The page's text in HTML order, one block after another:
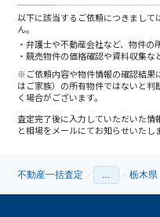
以下に該当するご依頼につきまし
ん。
弁護士や不動産会社など、物件
競売物件の価格確認や資料収集
※ご依頼内容や物件情報の確認結果
はご家族）の所有物件ではないと
く場合がございます。
査定完了後に入力していただいた
と相場をメールにてお知らせいたし
不動産一括査定 › › 栃木県